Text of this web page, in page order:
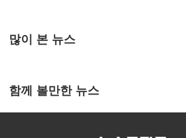
많이 본 뉴스
함께 볼만한 뉴스